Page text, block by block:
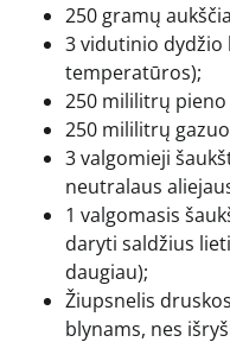
250 gramų
3 vidutinio dydžio
temperatūros);
250 mililitrų
250 mililitrų
3 valgomieji
neutralaus
1 valgomasis
daryti saldžius
daugiau);
Žiupsnelis
blynams, nes